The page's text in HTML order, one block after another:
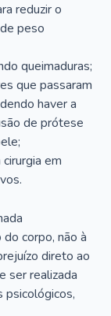
reduzir o
peso
queimaduras;
que passaram
haver a
de prótese
em
corpo, não à
direto ao
ser realizada
psicológicos,